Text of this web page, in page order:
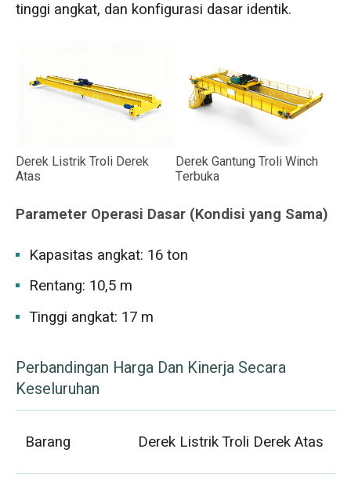
tinggi angkat, dan konfigurasi dasar identik.
Derek Listrik Troli Derek
Atas
Derek Gantung Troli Winch
Terbuka
Parameter Operasi Dasar (Kondisi yang Sama)
Kapasitas angkat: 16 ton
Rentang: 10,5 m
Tinggi angkat: 17 m
Perbandingan Harga Dan Kinerja Secara
Keseluruhan
Barang Derek Listrik Troli Derek Atas